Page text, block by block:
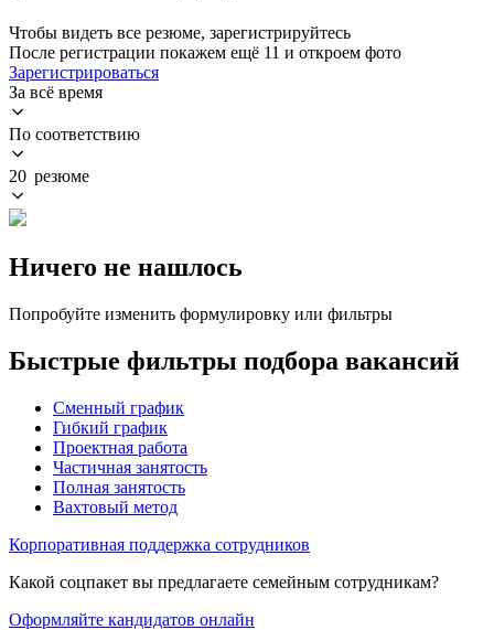
Чтобы видеть все резюме, зарегистрируйтесь
После регистрации покажем ещё 11 и откроем фото
Зарегистрироваться
За всё время
По соответствию
20 резюме
Ничего не нашлось
Попробуйте изменить формулировку или фильтры
Быстрые фильтры подбора вакансий
Сменный график
Гибкий график
Проектная работа
Частичная занятость
Полная занятость
Вахтовый метод
Корпоративная поддержка сотрудников
Какой соцпакет вы предлагаете семейным сотрудникам?
Оформляйте кандидатов онлайн